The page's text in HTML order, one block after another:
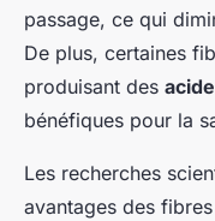
passage, ce qui
De plus, certaines
produisant des
bénéfiques pour la
Les recherches
avantages des